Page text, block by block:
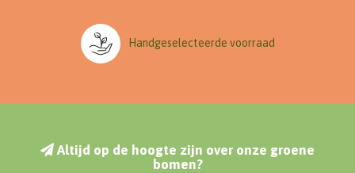
Handgeselecteerde voorraad
Altijd op de hoogte zijn over onze groene
bomen?